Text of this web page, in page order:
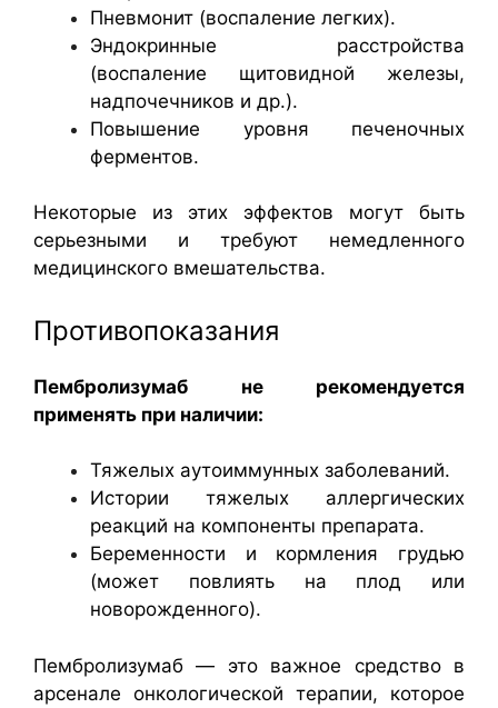
Пневмонит (воспаление легких).
Эндокринные расстройства
(воспаление щитовидной железы,
надпочечников и др.).
Повышение уровня печеночных
ферментов.
Некоторые из этих эффектов могут быть
серьезными и требуют немедленного
медицинского вмешательства.
Противопоказания
Пембролизумаб не рекомендуется
применять при наличии:
Тяжелых аутоиммунных заболеваний.
Истории тяжелых аллергических
реакций на компоненты препарата.
Беременности и кормления грудью
(может повлиять на плод или
новорожденного).
Пембролизумаб — это важное средство в
арсенале онкологической терапии, которое